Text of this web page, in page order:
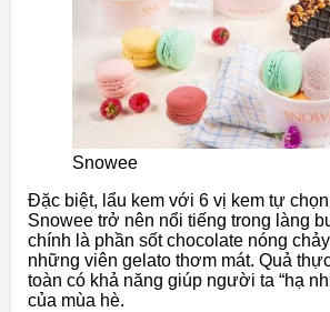
Snowee
Đặc biệt, lẩu kem với 6 vị kem tự
Snowee trở nên nổi tiếng trong làng
chính là phần sốt chocolate nóng
những viên gelato thơm mát. Quả
toàn có khả năng giúp người ta “hạ
của mùa hè.